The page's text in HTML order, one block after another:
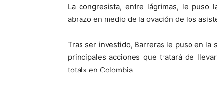
La congresista, entre lágrimas, le puso
abrazo en medio de la ovación de los
Tras ser investido, Barreras le puso en la
principales acciones que tratará de
total» en Colombia.